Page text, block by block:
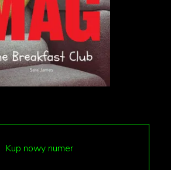
Kup nowy numer